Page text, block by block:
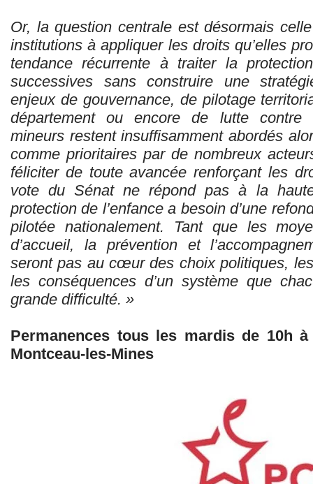
Or, la question centrale est désormais
institutions à appliquer les droits qu’elles
tendance récurrente à traiter la
successives sans construire une
enjeux de gouvernance, de pilotage
département ou encore de lutte contre
mineurs restent insuffisamment abordés
comme prioritaires par de nombreux
féliciter de toute avancée renforçant les
vote du Sénat ne répond pas à la
protection de l’enfance a besoin d’une
pilotée nationalement. Tant que les
d’accueil, la prévention et
seront pas au cœur des choix politiques,
les conséquences d’un système que
grande difficulté. »
Permanences tous les mardis de 10h
Montceau-les-Mines